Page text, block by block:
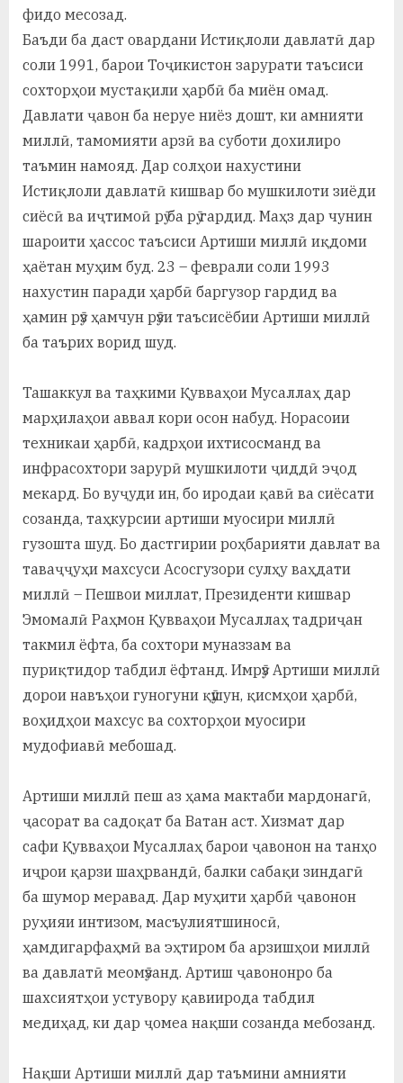
фидо месозад.
Баъди ба даст овардани Истиқлоли давлатӣ дар
соли 1991, барои Тоҷикистон зарурати таъсиси
сохторҳои мустақили ҳарбӣ ба миён омад.
Давлати ҷавон ба неруе ниёз дошт, ки амнияти
миллӣ, тамомияти арзӣ ва суботи дохилиро
таъмин намояд. Дар солҳои нахустини
Истиқлоли давлатӣ кишвар бо мушкилоти зиёди
сиёсӣ ва иҷтимоӣ рӯ ба рӯ гардид. Маҳз дар чунин
шароити ҳассос таъсиси Артиши миллӣ иқдоми
ҳаётан муҳим буд. 23 – феврали соли 1993
нахустин паради ҳарбӣ баргузор гардид ва
ҳамин рӯз ҳамчун рӯзи таъсисёбии Артиши миллӣ
ба таърих ворид шуд.
Ташаккул ва таҳкими Қувваҳои Мусаллаҳ дар
марҳилаҳои аввал кори осон набуд. Норасоии
техникаи ҳарбӣ, кадрҳои ихтисосманд ва
инфрасохтори зарурӣ мушкилоти ҷиддӣ эҷод
мекард. Бо вуҷуди ин, бо иродаи қавӣ ва сиёсати
созанда, таҳкурсии артиши муосири миллӣ
гузошта шуд. Бо дастгирии роҳбарияти давлат ва
таваҷҷуҳи махсуси Асосгузори сулҳу ваҳдати
миллӣ – Пешвои миллат, Президенти кишвар
Эмомалӣ Раҳмон Қувваҳои Мусаллаҳ тадриҷан
такмил ёфта, ба сохтори муназзам ва
пуриқтидор табдил ёфтанд. Имрӯз Артиши миллӣ
дорои навъҳои гуногуни қӯшун, қисмҳои ҳарбӣ,
воҳидҳои махсус ва сохторҳои муосири
мудофиавӣ мебошад.
Артиши миллӣ пеш аз ҳама мактаби мардонагӣ,
ҷасорат ва садоқат ба Ватан аст. Хизмат дар
сафи Қувваҳои Мусаллаҳ барои ҷавонон на танҳо
иҷрои қарзи шаҳрвандӣ, балки сабақи зиндагӣ
ба шумор меравад. Дар муҳити ҳарбӣ ҷавонон
руҳияи интизом, масъулиятшиносӣ,
ҳамдигарфаҳмӣ ва эҳтиром ба арзишҳои миллӣ
ва давлатӣ меомӯзанд. Артиш ҷавононро ба
шахсиятҳои устувору қавиирода табдил
медиҳад, ки дар ҷомеа нақши созанда мебозанд.
Нақши Артиши миллӣ дар таъмини амнияти